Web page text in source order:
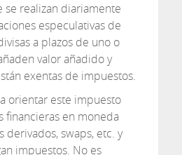
se realizan diariamente
especulativas de
a plazos de uno o
valor añadido y
exentas de impuestos.
orientar este impuesto
financieras en moneda
derivados, swaps, etc. y
impuestos. No es